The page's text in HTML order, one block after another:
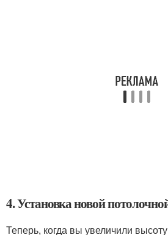
4. Установка новой
Теперь, когда вы увеличили